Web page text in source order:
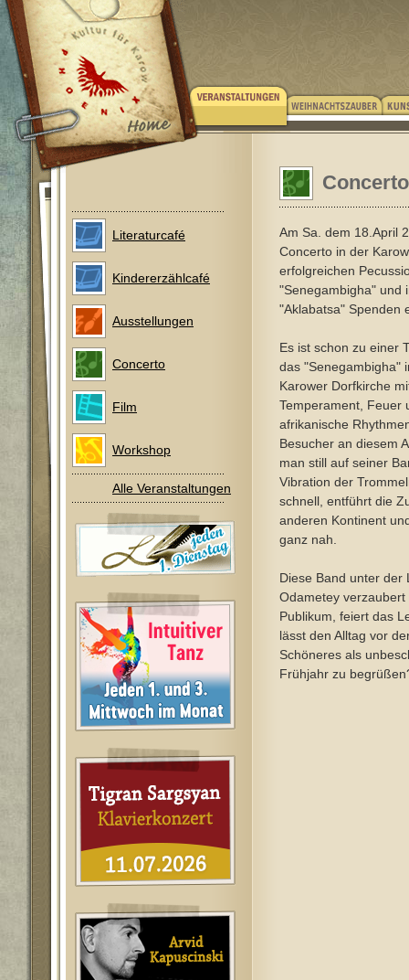
Literaturcafé
Kindererzählcafé
Ausstellungen
Concerto
Film
Workshop
Alle Veranstaltungen
Am Sa. dem 18.April
Concerto in der
erfolgreichen
"Senegambigha" und
"Aklabatsa" Spenden
Es ist schon zu einer
das "Senegambigha"
Karower Dorfkirche
Temperament, Feuer
afrikanische
Besucher an diesem
man still auf seiner
Vibration der
schnell, entführt die
anderen Kontinent
ganz nah.
Diese Band unter der
Odametey
Publikum, feiert das
lässt den Alltag vor
Schöneres als
Frühjahr zu